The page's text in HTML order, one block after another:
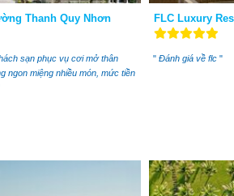
Thanh Quy Nhơn
sạn phục vụ cơi mở thân
ngon miệng nhiều món, mức tiền
FLC Luxury
" Đánh giá về flc "